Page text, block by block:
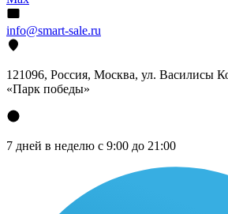
info@smart-sale.ru
121096, Россия, Москва, ул. Василисы
«Парк победы»
7 дней в неделю с 9:00 до 21:00